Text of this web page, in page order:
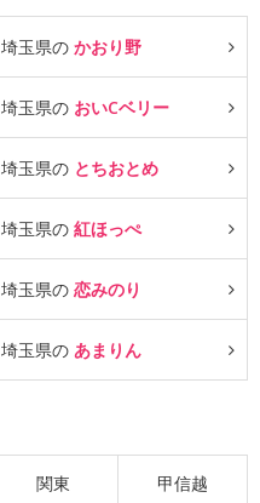
埼玉県の かおり野
埼玉県の おいCベリー
埼玉県の とちおとめ
埼玉県の 紅ほっぺ
埼玉県の 恋みのり
埼玉県の あまりん
関東 甲信越